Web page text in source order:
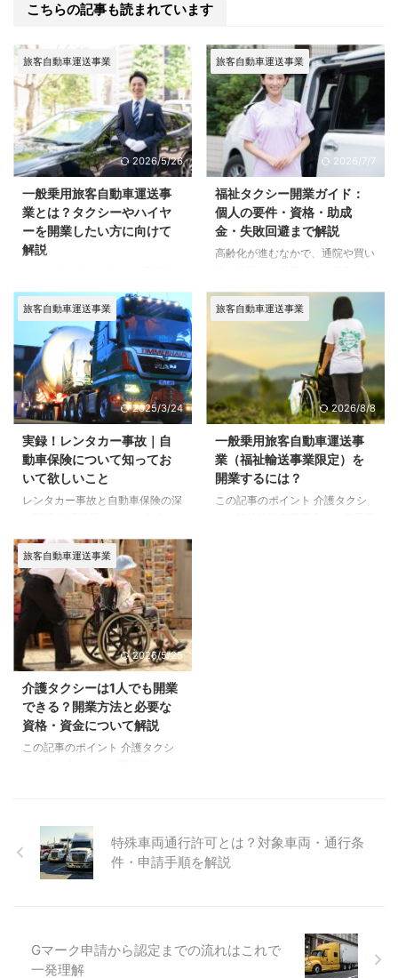
こちらの記事も読まれています
旅客自動車運送事業
2026/5/26
一般乗用旅客自動車運送事
業とは？タクシーやハイヤ
ーを開業したい方に向けて
解説
客自動車運送事業（タクシー・ハ
イヤー）の開業は、道路運送法に
基づく厳格な許可基準をクリアす
る必要があります。2026年現在
の実務において、特に重要となる
のは以下のポイントです。 「自
己資金の継続的な確保」：申請か
ら許可まで、基準額を1円も下回
ることは許されません。 「役員
法令試験の突破」：代表者自ら受
験し、9割以上の正答率が求めら
れる高い壁です。 「デジタル化
への完全対応」：2026年現在は
実上の必須要件です。 許可取得
には都市部で最低5台以上の ...
旅客自動車運送事業
2026/7/7
福祉タクシー開業ガイド：
個人の要件・資格・助成
金・失敗回避まで解説
高齢化が進むなかで、通院や買い
援を必要とする方は増えていま
す。 そのため、福祉タクシーの
開業を検討する個人事業主や、介
護事業の付加サービスとして福祉
輸送を始めたい法人も少なくあり
ません。 一方で、福祉タクシー
は「車があればすぐ始められる仕
事」ではありません。旅客を有償
で運送する以上、道路運送法上の
許可、車両要件、運転者要件、運
行管理体制、資金計画などを整え
る必要があります。 この記事で
は、福祉タクシー開業に必要な許
旅客自動車運送事業
2025/3/24
実録！レンタカー事故｜自
動車保険について知ってお
いて欲しいこと
レンタカー事故と自動車保険の深
ート」様に、近所の知り合いの方
がやってきました。自分の娘が自
動車で事故をしたので修理の依頼
と代車を貸して欲しいとのことで
す。 「Jオート」の社長は、娘さ
ん（A子さんとします）と話した
ことはありませんでしたが、お母
さんとは顔見知りだったため事故
車の修理とレンタカーの貸渡しを
行いました。 レンタカーを借り
に訪れたA子さんに、社長は少し
世間話をしたあと「返す時はガス
を満タンにして返してね。運転気
旅客自動車運送事業
2026/8/8
一般乗用旅客自動車運送事
業（福祉輸送事業限定）を
開業するには？
この記事のポイント 介護タクシ
旅客自動車運送事業
2026/5/25
介護タクシーは1人でも開業
できる？開業方法と必要な
資格・資金について解説
この記事のポイント 介護タクシ
す。 車両1台、オーナー1人から
でも開業が可能で、小規模な場合
は運行管理者の資格がなくても責
除き、許可取得そのものには必須
ではありません。 資金面では、
特殊車両通行許可とは？対象車両・通行条
件・申請手順を解説
Gマーク申請から認定までの流れはこれで
一発理解